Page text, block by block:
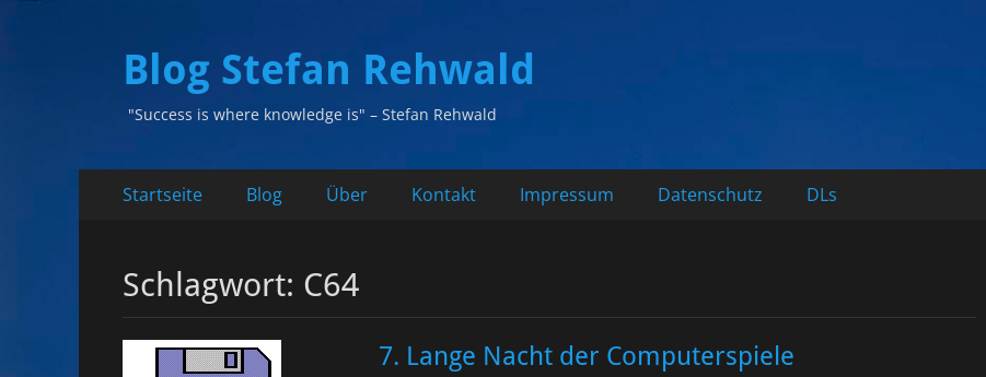
Blog Stefan Rehwald
"Success is where knowledge is" – Stefan Rehwald
Primäres
Inhalt
Startseite Blog Über Kontakt Impressum Datenschutz DLs
Schlagwort: C64
7. Lange Nacht der Computerspiele